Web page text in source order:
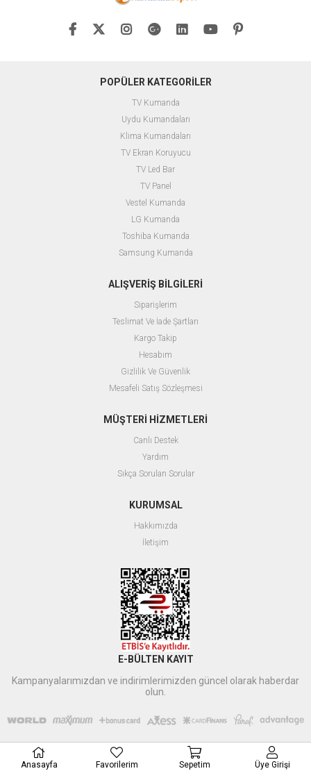
POPÜLER KATEGORİLER
TV Kumanda
Uydu Kumandaları
Klima Kumandaları
TV Ekran Koruyucu
TV Led Bar
TV Panel
Vestel Kumanda
LG Kumanda
Toshiba Kumanda
Samsung Kumanda
ALIŞVERİŞ BİLGİLERİ
Siparişlerim
Teslimat Ve İade Şartları
Kargo Takip
Hesabım
Gizlilik Ve Güvenlik
Mesafeli Satış Sözleşmesi
MÜŞTERİ HİZMETLERİ
Canlı Destek
Yardım
Sıkça Sorulan Sorular
KURUMSAL
Hakkımızda
İletişim
E-BÜLTEN KAYIT
Kampanyalarımızdan ve indirimlerimizden güncel olarak haberdar
olun.
Xbyildirim tarafından düzenlenmiştir
Anasayfa Favorilerim Sepetim Üye Girişi